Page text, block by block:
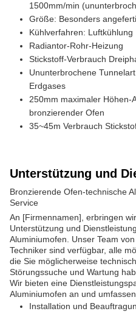
1500mm/min
Größe: Besonders
Kühlverfahren: Luftkühlung
Radiantor-Rohr-Heizung
Stickstoff-Verbrauch
Ununterbrochene
Erdgases
250mm maximaler Höhen-
bronzierender Ofen
35~45m Verbrauch
Unterstützung und
Bronzierende Ofen-technische
Service
An [Firmennamen], erbringen
Unterstützung und
Aluminiumofen. Unser Team
Techniker sind verfügbar, alle
die Sie möglicherweise
Störungssuche und Wartung
Wir bieten eine
Aluminiumofen an und
Installation und